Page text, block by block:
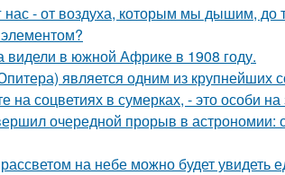
нас - от воздуха, которым мы дышим, до
видели в южной Африке в 1908 году.
является одним из крупнейших
на соцветиях в сумерках, - это особи на
очередной прорыв в астрономии:
на небе можно будет увидеть